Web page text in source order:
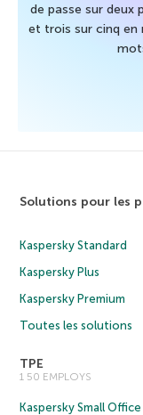
de passe sur deux
et trois sur cinq en
Solutions pour les
Kaspersky Standard
Kaspersky Plus
Kaspersky Premium
Toutes les solutions
TPE
1 50 EMPLOYS
Kaspersky Small